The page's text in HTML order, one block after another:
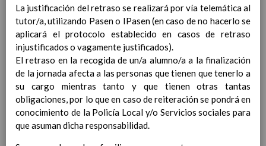
Proyecto curricular de ReligiÃ³n
CatÃ³lica en Segundo Ciclo de Infantil
ConcreciÃ³n curricular para la
etapa
15 noviembre 2019
Ãrea III: Lenguajes:
comunicaciÃ³n y
representaciÃ³n
15 noviembre 2019
Ãrea II: Conocimiento del
medio
15 noviembre 2019
Ãrea I: Conocimiento de sÃ­
La justificación del retraso se realizará por vía telemática al
tutor/a, utilizando Pasen o IPasen (en caso de no hacerlo se
aplicará el protocolo establecido en casos de retraso
injustificados o vagamente justificados).
El retraso en la recogida de un/a alumno/a a la finalización
de la jornada afecta a las personas que tienen que tenerlo a
su cargo mientras tanto y que tienen otras tantas
obligaciones, por lo que en caso de reiteración se pondrá en
conocimiento de la Policía Local y/o Servicios sociales para
que asuman dicha responsabilidad.